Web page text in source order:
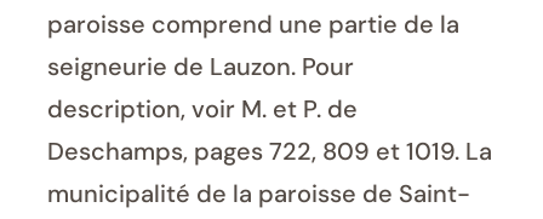
paroisse comprend une partie de la
seigneurie de Lauzon. Pour
description, voir M. et P. de
Deschamps, pages 722, 809 et 1019. La
municipalité de la paroisse de Saint-